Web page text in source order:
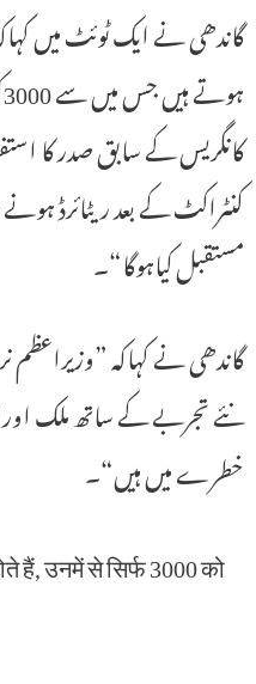
گاندھی نے ایک ٹوئٹ میں
کانگریس کے سابق صدر کا
کنٹراکٹ کے بعد ریٹائرڈ
مستقبل کیاہوگا“۔
گاندھی نے کہاکہ
نئے تجربے کے ساتھ ملک
خطرے میں ہیں“۔
हैं, उनमें से सिर्फ 3000 को